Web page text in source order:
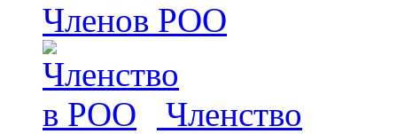
Членов РОО
Членство